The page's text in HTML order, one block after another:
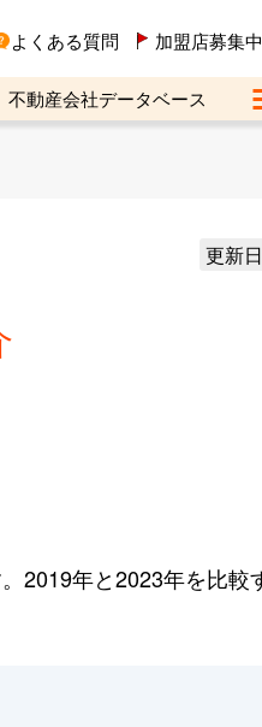
よくある質問 加盟店募集中
不動産会社データベース
更新日
2019年と2023年を比較